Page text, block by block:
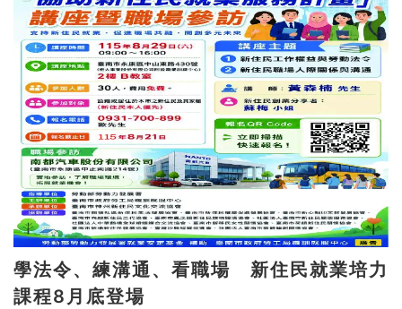
學法令、練溝通、看職場 新住民就業培力
課程8月底登場